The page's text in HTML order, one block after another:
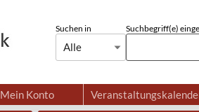
Suchen in
Alle
Suchbegriff(e)
Mein Konto